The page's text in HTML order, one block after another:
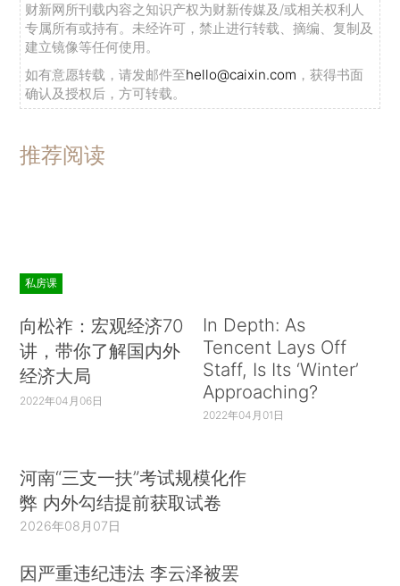
财新网所刊载内容之知识产权为财新传媒及/或相关权利人
专属所有或持有。未经许可，禁止进行转载、摘编、复制及
建立镜像等任何使用。
如有意愿转载，请发邮件至hello@caixin.com ，获得书面
确认及授权后，方可转载。
推荐阅读
私房课
向松祚：宏观经济70
讲，带你了解国内外
经济大局
2022年04月06日
In Depth: As
Tencent Lays Off
Staff, Is Its ‘Winter’
Approaching?
2022年04月01日
河南“三支一扶”考试规模化作
弊 内外勾结提前获取试卷
2026年08月07日
因严重违纪违法 李云泽被罢